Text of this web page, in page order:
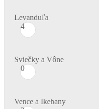
Levanduľa
4
Sviečky a Vône
0
Vence a Ikebany